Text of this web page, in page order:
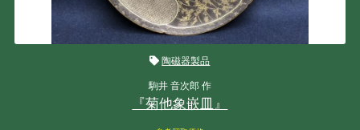
陶磁器製品
駒井 音次郎 作
『菊他象嵌皿』